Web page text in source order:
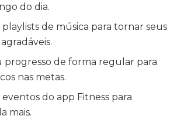
do dia.
playlists de música para tornar seus
progresso de forma regular para
nas metas.
do app Fitness para
mais.